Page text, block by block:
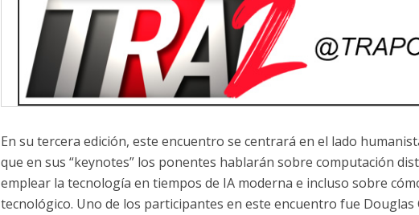
En su tercera edición, este encuentro se centrará en el lado
que en sus “keynotes” los ponentes hablarán sobre computación
emplear la tecnología en tiempos de IA moderna e incluso sobre
tecnológico. Uno de los participantes en este encuentro fue Douglas